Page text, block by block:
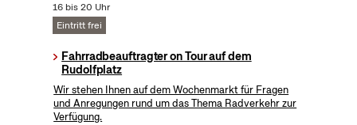
16 bis 20 Uhr
Eintritt frei
Fahrradbeauftragter on Tour auf dem
Rudolfplatz
Wir stehen Ihnen auf dem Wochenmarkt für Fragen
und Anregungen rund um das Thema Radverkehr zur
Verfügung.